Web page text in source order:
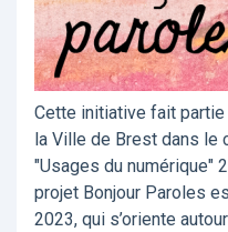
Cette initiative fait
la Ville de Brest dans le
"Usages du numérique"
projet Bonjour Paroles
2023, qui s’oriente